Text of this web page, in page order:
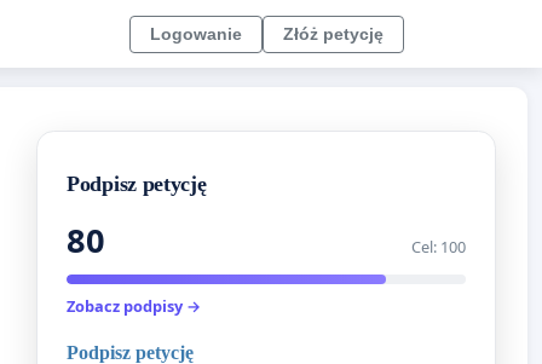
Logowanie Złóż petycję
Podpisz petycję
80 Cel: 100
Zobacz podpisy →
Podpisz petycję